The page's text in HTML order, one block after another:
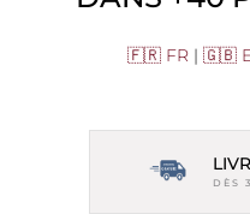
🇫🇷 FR | 🇬🇧
DÈS